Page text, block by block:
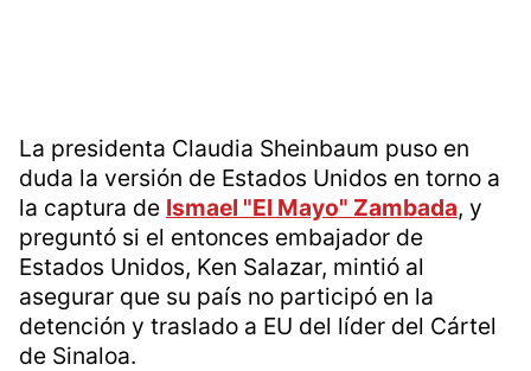
La presidenta Claudia Sheinbaum puso en
duda la versión de Estados Unidos en torno a
la captura de Ismael "El Mayo" Zambada, y
preguntó si el entonces embajador de
Estados Unidos, Ken Salazar, mintió al
asegurar que su país no participó en la
detención y traslado a EU del líder del Cártel
de Sinaloa.